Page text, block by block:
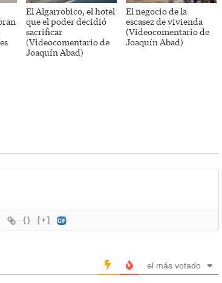
El Algarrobico, el hotel
que el poder decidió
sacrificar
(Videocomentario de
Joaquín Abad)
El negocio de la
escasez de vivienda
(Videocomentario de
Joaquín Abad)
{} [+]
el más votado